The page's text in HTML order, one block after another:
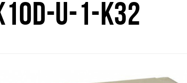
U-1-K32